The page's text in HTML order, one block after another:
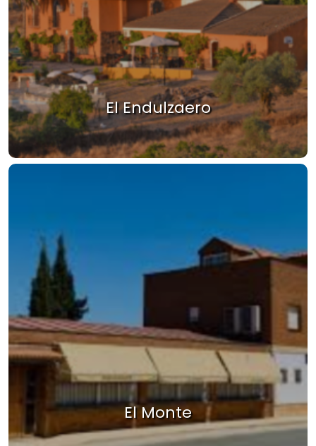
El Endulzaero
El Monte